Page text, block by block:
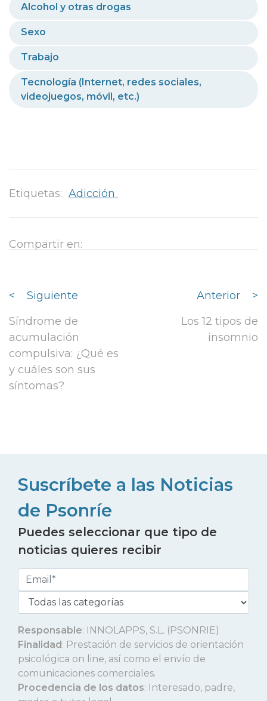
Alcohol y otras drogas
Sexo
Trabajo
Tecnología (Internet, redes sociales,
videojuegos, móvil, etc.)
Etiquetas: Adicción
Compartir en:
<
Siguiente
Síndrome de
acumulación
compulsiva: ¿Qué es
y cuáles son sus
síntomas?
Anterior
>
Los 12 tipos de
insomnio
Suscríbete a las Noticias
de Psonríe
Puedes seleccionar que tipo de
noticias quieres recibir
Responsable: INNOLAPPS, S.L. (PSONRIE)
Finalidad: Prestación de servicios de orientación
psicológica on line, así como el envío de
comunicaciones comerciales.
Procedencia de los datos: Interesado, padre,